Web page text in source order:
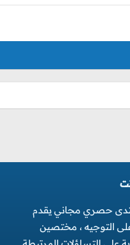
حصري مجاني يقدم
التوجيه ، مختصين